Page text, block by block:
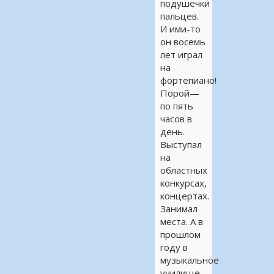
подушечки
пальцев.
И ими-то
он восемь
лет играл
на
фортепиано!
Порой—
по пять
часов в
день.
Выступал
на
областных
конкурсах,
концертах.
Занимал
места. А в
прошлом
году в
музыкальное